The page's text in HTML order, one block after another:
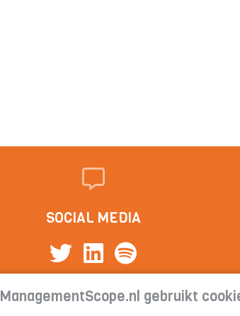
SOCIAL MEDIA
Contact
ManagementScope.nl gebruikt